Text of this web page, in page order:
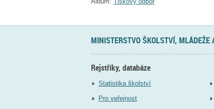
MINISTERSTVO ŠKOLSTVÍ, MLÁDEŽE
Rejstříky, databáze
Statistika školství
Pro veřejnost